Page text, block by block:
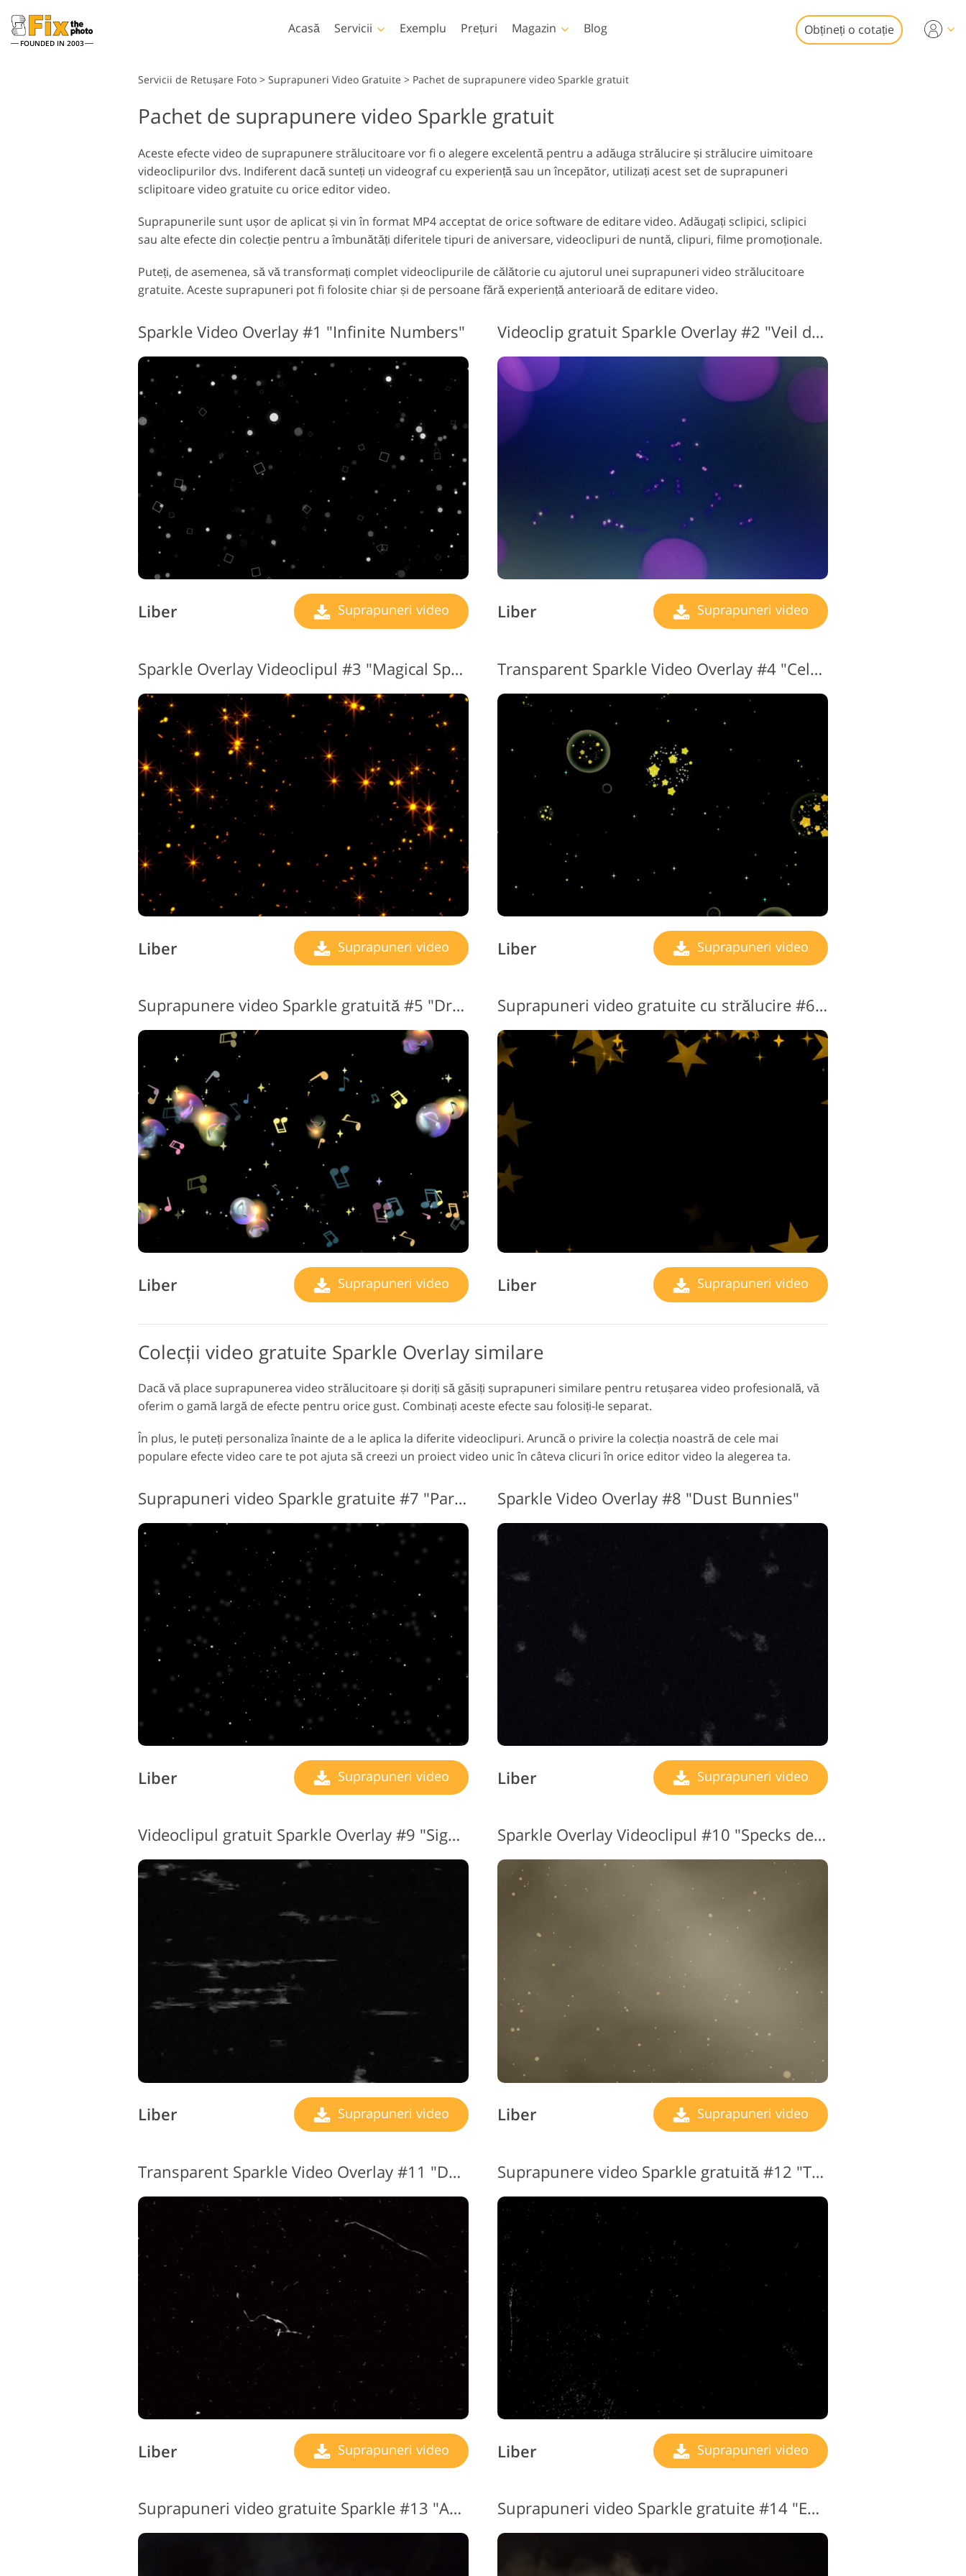
FOUNDED IN 2003
Acasă Servicii
imobiliare
Servicii de editare foto de
Modele generate de
inteligență artificială
Servicii de manipulare a
Foto Restaurare Servicii
Retusarea produsului
Exemplu Prețuri Magazin
Lightroom
Presetări Lightroom
presetată LR
Cea mai buna afacere
Presets
Photoshop
Acțiuni Photoshop
Suprapuneri Photoshop
Texturi Photoshop
Ps Acțiuni Colecții întregi
Ps Suprapune colecții
întregi
Templates
Șabloane
Carduri de Ziua
Îndrăgostiților
naștere a copiilor
Blog Obțineți o cotație
Servicii de Retușare Foto > Suprapuneri Video Gratuite > Pachet de suprapunere video Sparkle gratuit
Pachet de suprapunere video Sparkle gratuit
Aceste efecte video de suprapunere strălucitoare vor fi o alegere excelentă pentru a adăuga strălucire și strălucire uimitoare
videoclipurilor dvs. Indiferent dacă sunteți un videograf cu experiență sau un începător, utilizați acest set de suprapuneri
sclipitoare video gratuite cu orice editor video.
Suprapunerile sunt ușor de aplicat și vin în format MP4 acceptat de orice software de editare video. Adăugați sclipici, sclipici
sau alte efecte din colecție pentru a îmbunătăți diferitele tipuri de aniversare, videoclipuri de nuntă, clipuri, filme promoționale.
Puteți, de asemenea, să vă transformați complet videoclipurile de călătorie cu ajutorul unei suprapuneri video strălucitoare
gratuite. Aceste suprapuneri pot fi folosite chiar și de persoane fără experiență anterioară de editare video.
Sparkle Video Overlay #1 "Infinite Numbers"
Liber Suprapuneri video
Videoclip gratuit Sparkle Overlay #2 "Veil de Mystery"
Liber Suprapuneri video
Sparkle Overlay Videoclipul #3 "Magical Sparkles"
Liber Suprapuneri video
Transparent Sparkle Video Overlay #4 "Celestial Spheres"
Liber Suprapuneri video
Suprapunere video Sparkle gratuită #5 "Dream Tunes"
Liber Suprapuneri video
Suprapuneri video gratuite cu strălucire #6 "Falling Stars"
Liber Suprapuneri video
Colecții video gratuite Sparkle Overlay similare
Dacă vă place suprapunerea video strălucitoare și doriți să găsiți suprapuneri similare pentru retușarea video profesională, vă
oferim o gamă largă de efecte pentru orice gust. Combinați aceste efecte sau folosiți-le separat.
În plus, le puteți personaliza înainte de a le aplica la diferite videoclipuri. Aruncă o privire la colecția noastră de cele mai
populare efecte video care te pot ajuta să creezi un proiect video unic în câteva clicuri în orice editor video la alegerea ta.
Suprapuneri video Sparkle gratuite #7 "Particles"
Liber Suprapuneri video
Sparkle Video Overlay #8 "Dust Bunnies"
Liber Suprapuneri video
Videoclipul gratuit Sparkle Overlay #9 "Signs de Time"
Liber Suprapuneri video
Sparkle Overlay Videoclipul #10 "Specks de Light"
Liber Suprapuneri video
Transparent Sparkle Video Overlay #11 "Decay"
Liber Suprapuneri video
Suprapunere video Sparkle gratuită #12 "Traces"
Liber Suprapuneri video
Suprapuneri video gratuite Sparkle #13 "Ambiguity" Suprapuneri video Sparkle gratuite #14 "Enigma"